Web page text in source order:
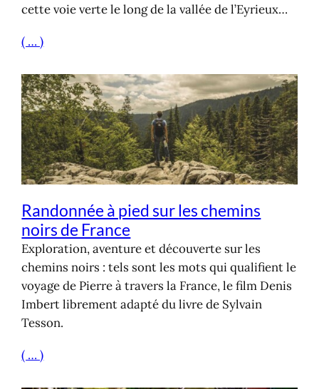
cette voie verte le long de la vallée de l’Eyrieux…
( … )
Randonnée à pied sur les chemins
noirs de France
Exploration, aventure et découverte sur les
chemins noirs : tels sont les mots qui qualifient le
voyage de Pierre à travers la France, le film Denis
Imbert librement adapté du livre de Sylvain
Tesson.
( … )